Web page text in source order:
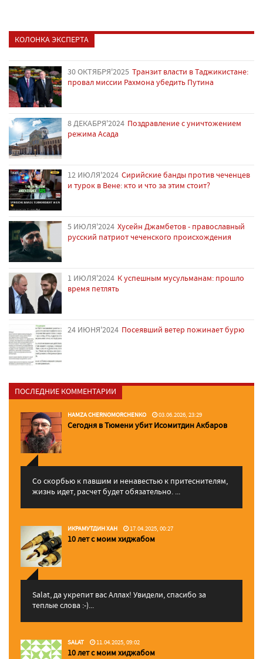
КОЛОНКА ЭКСПЕРТА
30 ОКТЯБРЯ'2025 Транзит власти в Таджикистане:
провал миссии Рахмона убедить Путина
8 ДЕКАБРЯ'2024 Поздравление с уничтожением
режима Асада
12 ИЮЛЯ'2024 Сирийские банды против чеченцев
и турок в Вене: кто и что за этим стоит?
5 ИЮЛЯ'2024 Хусейн Джамбетов - православный
русский патриот чеченского происхождения
1 ИЮЛЯ'2024 К успешным мусульманам: прошло
время петлять
24 ИЮНЯ'2024 Посеявший ветер пожинает бурю
ПОСЛЕДНИЕ КОММЕНТАРИИ
HAMZA CHERNOMORCHENKO 03.06.2026, 23:29
Сегодня в Тюмени убит Исомитдин Акбаров
Со скорбью к павшим и ненавестью к притеснителям,
жизнь идет, расчет будет обязательно. ...
ИКРАМУТДИН ХАН 17.04.2025, 00:27
10 лет с моим хиджабом
Salat, да укрепит вас Аллаx! Увидели, спасибо за
теплые слова :-)...
SALAT 11.04.2025, 09:02
10 лет с моим хиджабом